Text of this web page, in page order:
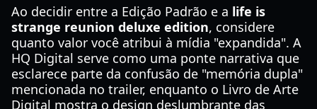
Ao decidir entre a Edição Padrão e a life is
strange reunion deluxe edition, considere
quanto valor você atribui à mídia "expandida". A
HQ Digital serve como uma ponte narrativa que
esclarece parte da confusão de "memória dupla"
mencionada no trailer, enquanto o Livro de Arte
Digital mostra o design deslumbrante das